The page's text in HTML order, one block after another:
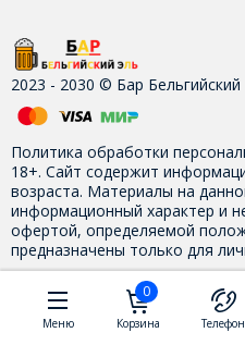
2023 - 2030 © Бар Бельгийский
Политика обработки
18+. Сайт содержит
возраста. Материалы на
информационный характер и
офертой, определяемой
предназначены только для
Контакты
Меню
0
Корзина Телефон